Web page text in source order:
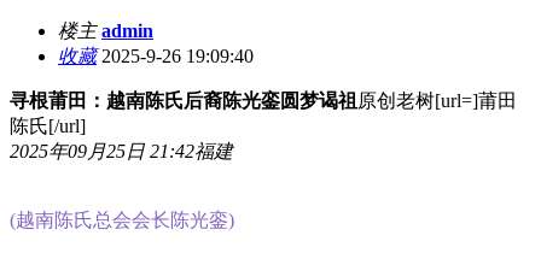
楼主 admin
收藏2025-9-26 19:09:40
寻根莆田：越南陈氏后裔陈光銮圆梦谒祖 原创老树[url=]莆田
陈氏[/url]
2025年09月25日 21:42福建
(越南陈氏总会会长陈光銮)